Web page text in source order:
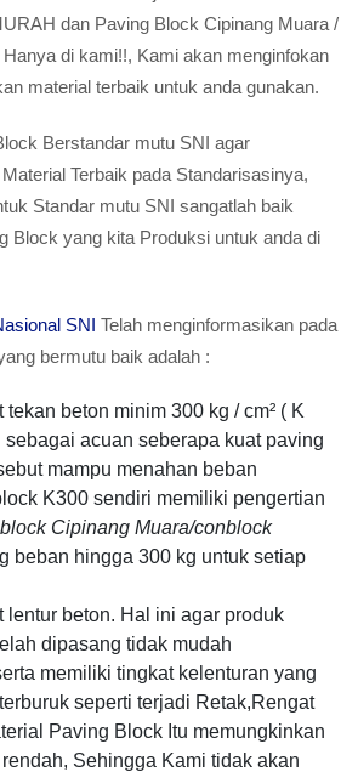
dan Paving Block Cipinang Muara /
di kami!!, Kami akan menginfokan
material terbaik untuk anda gunakan.
Berstandar mutu SNI agar
Terbaik pada Standarisasinya,
Standar mutu SNI sangatlah baik
Block yang kita Produksi untuk anda di
SNI Telah menginformasikan pada
bermutu baik adalah :
beton minim 300 kg / cm² ( K
sebagai acuan seberapa kuat paving
mampu menahan beban
K300 sendiri memiliki pengertian
Cipinang Muara/conblock
beban hingga 300 kg untuk setiap
lentur beton. Hal ini agar produk
dipasang tidak mudah
memiliki tingkat kelenturan yang
seperti terjadi Retak,Rengat
Paving Block Itu memungkinkan
Sehingga Kami tidak akan